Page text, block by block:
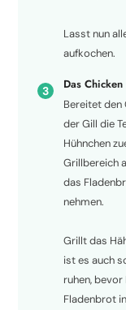
Lasst nun
aufkochen.
Das Chicken
Bereitet den
der Gill die
Hühnchen
Grillbereich
das
nehmen.
Grillt das
ist es auch
ruhen,
Fladenbrot